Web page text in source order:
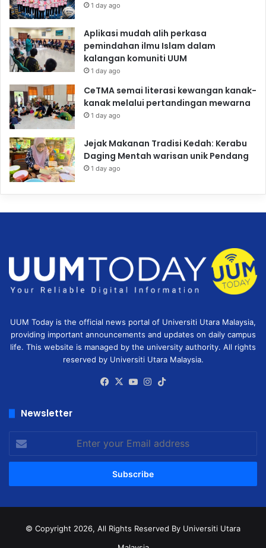
1 day ago
Aplikasi mudah alih perkasa
pemindahan ilmu Islam dalam
kalangan komuniti UUM
1 day ago
CeTMA semai literasi kewangan kanak-
kanak melalui pertandingan mewarna
1 day ago
Jejak Makanan Tradisi Kedah: Kerabu
Daging Mentah warisan unik Pendang
1 day ago
UUM Today is the official news portal of Universiti Utara Malaysia,
providing important announcements and updates on daily campus
life. This website is managed by the university authority. All rights
reserved by Universiti Utara Malaysia.
Facebook
X YouTubeInstagram
Newsletter
your
Email
© Copyright 2026, All Rights Reserved By Universiti Utara